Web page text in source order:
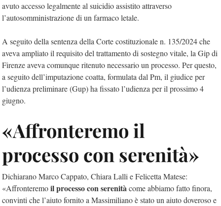
avuto accesso legalmente al suicidio assistito attraverso
l’autosomministrazione di un farmaco letale.
A seguito della sentenza della Corte costituzionale n. 135/2024 che
aveva ampliato il requisito del trattamento di sostegno vitale, la Gip di
Firenze aveva comunque ritenuto necessario un processo. Per questo,
a seguito dell’imputazione coatta, formulata dal Pm, il giudice per
l’udienza preliminare (Gup) ha fissato l’udienza per il prossimo 4
giugno.
«Affronteremo il
processo con serenità»
Dichiarano Marco Cappato, Chiara Lalli e Felicetta Matese:
«Affronteremoil processo con serenitàcome abbiamo fatto finora,
convinti che l’aiuto fornito a Massimiliano è stato un aiuto doveroso e